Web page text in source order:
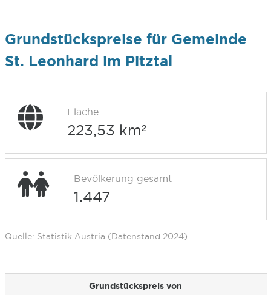
Grundstückspreise für Gemeinde
St. Leonhard im Pitztal
Fläche
223,53 km²
Bevölkerung gesamt
1.447
Quelle: Statistik Austria (Datenstand 2024)
Grundstückspreis von